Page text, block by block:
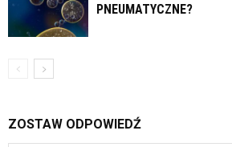
PNEUMATYCZNE?
ZOSTAW ODPOWIEDŹ